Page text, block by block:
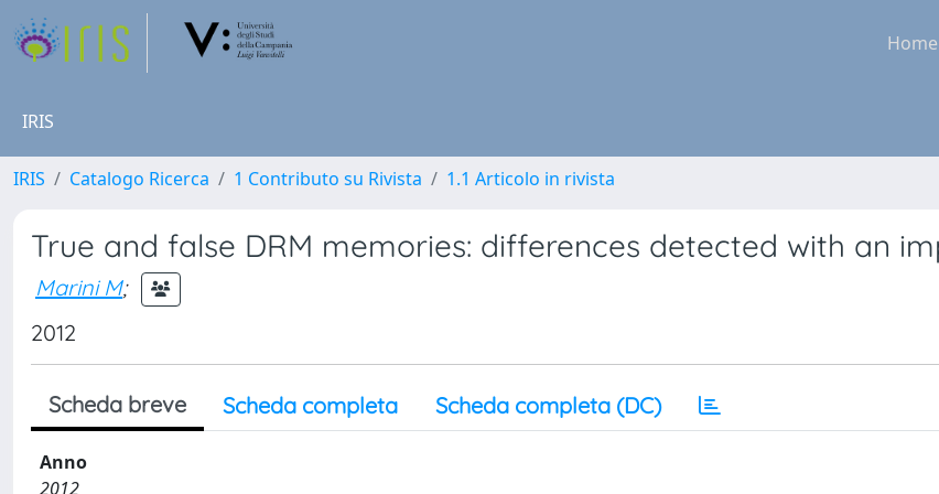
Home
IRIS
IRIS Catalogo Ricerca 1 Contributo su Rivista 1.1 Articolo in rivista
True and false DRM memories: differences detected with an
Marini M;
2012
Scheda breve Scheda completa Scheda completa (DC)
Anno
2012